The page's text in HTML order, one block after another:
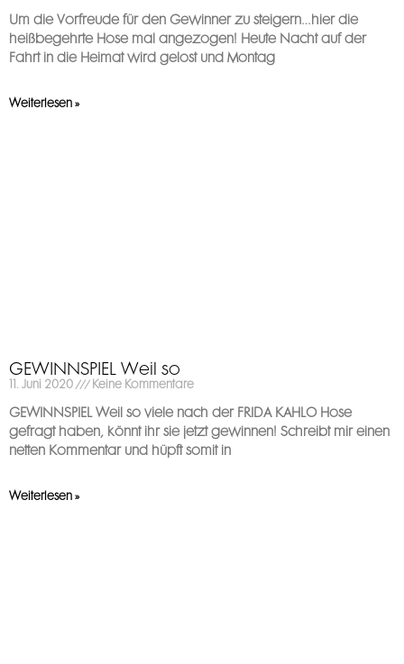
Um die Vorfreude für den Gewinner zu steigern…hier die
heißbegehrte Hose mal angezogen! Heute Nacht auf der
Fahrt in die Heimat wird gelost und Montag
Weiterlesen »
GEWINNSPIEL Weil so
11. Juni 2020 Keine Kommentare
GEWINNSPIEL Weil so viele nach der FRIDA KAHLO Hose
gefragt haben, könnt ihr sie jetzt gewinnen! Schreibt mir einen
netten Kommentar und hüpft somit in
Weiterlesen »